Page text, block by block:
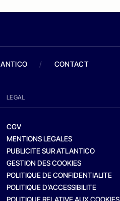
/ CONTACT
LEGAL
CGV
MENTIONS LEGALES
PUBLICITE SUR ATLANTICO
GESTION DES COOKIES
POLITIQUE DE CONFIDENTIALITE
POLITIQUE D’ACCESSIBILITE
POLITIQUE RELATIVE AUX COOKIES